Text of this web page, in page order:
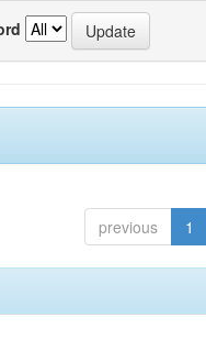
previous 1